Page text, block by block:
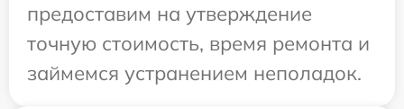
предоставим на утверждение
точную стоимость, время ремонта и
займемся устранением неполадок.